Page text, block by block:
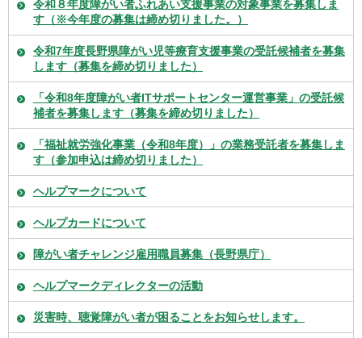
令和８年度障がい者ふれあい支援事業の対象事業を募集しま
す（※今年度の募集は締め切りました。）
令和7年度長野県障がい児等療育支援事業の受託候補者を募集
します（募集を締め切りました）
「令和8年度障がい者ITサポートセンター運営事業」の受託候
補者を募集します（募集を締め切りました）
「福祉就労強化事業（令和8年度）」の業務受託者を募集しま
す（参加申込は締め切りました）
ヘルプマークについて
ヘルプカードについて
障がい者チャレンジ雇用職員募集（長野県庁）
ヘルプマークディレクターの活動
災害時、聴覚障がい者が困ることをお知らせします。